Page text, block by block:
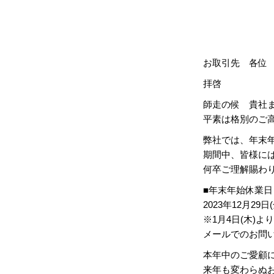
お取引先 各位
拝啓
師走の候 貴社
平素は格別のご
弊社では、年末
期間中、皆様に
何卒ご理解賜わ
■年末年始休業日
2023年12月29
※1月4日(木)よ
メールでのお問
本年中のご愛顧
来年も変わらぬ